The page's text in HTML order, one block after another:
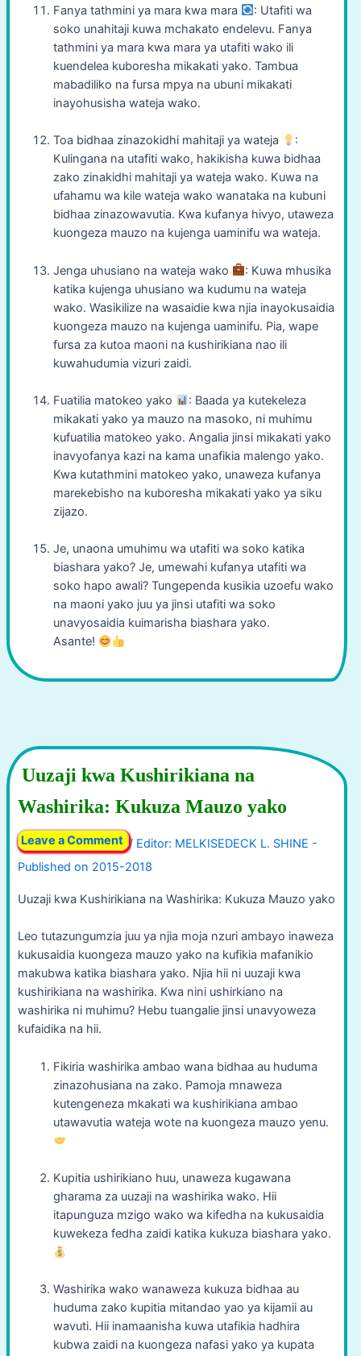
Fanya tathmini ya mara kwa mara
: Utafiti wa
soko unahitaji kuwa mchakato endelevu. Fanya
tathmini ya mara kwa mara ya utafiti wako ili
kuendelea kuboresha mikakati yako. Tambua
mabadiliko na fursa mpya na ubuni mikakati
inayohusisha wateja wako.
Toa bidhaa zinazokidhi mahitaji ya wateja
:
Kulingana na utafiti wako, hakikisha kuwa bidhaa
zako zinakidhi mahitaji ya wateja wako. Kuwa na
ufahamu wa kile wateja wako wanataka na kubuni
bidhaa zinazowavutia. Kwa kufanya hivyo, utaweza
kuongeza mauzo na kujenga uaminifu wa wateja.
Jenga uhusiano na wateja wako
: Kuwa mhusika
katika kujenga uhusiano wa kudumu na wateja
wako. Wasikilize na wasaidie kwa njia inayokusaidia
kuongeza mauzo na kujenga uaminifu. Pia, wape
fursa za kutoa maoni na kushirikiana nao ili
kuwahudumia vizuri zaidi.
Fuatilia matokeo yako
: Baada ya kutekeleza
mikakati yako ya mauzo na masoko, ni muhimu
kufuatilia matokeo yako. Angalia jinsi mikakati yako
inavyofanya kazi na kama unafikia malengo yako.
Kwa kutathmini matokeo yako, unaweza kufanya
marekebisho na kuboresha mikakati yako ya siku
zijazo.
Je, unaona umuhimu wa utafiti wa soko katika
biashara yako? Je, umewahi kufanya utafiti wa
soko hapo awali? Tungependa kusikia uzoefu wako
na maoni yako juu ya jinsi utafiti wa soko
unavyosaidia kuimarisha biashara yako.
Asante!
Uuzaji kwa Kushirikiana na
Washirika: Kukuza Mauzo yako
Leave a Comment /
Uuzaji kwa Kushirikiana na Washirika: Kukuza Mauzo yako
Leo tutazungumzia juu ya njia moja nzuri ambayo inaweza
kukusaidia kuongeza mauzo yako na kufikia mafanikio
makubwa katika biashara yako. Njia hii ni uuzaji kwa
kushirikiana na washirika. Kwa nini ushirkiano na
washirika ni muhimu? Hebu tuangalie jinsi unavyoweza
kufaidika na hii.
Fikiria washirika ambao wana bidhaa au huduma
zinazohusiana na zako. Pamoja mnaweza
kutengeneza mkakati wa kushirikiana ambao
utawavutia wateja wote na kuongeza mauzo yenu.
Kupitia ushirikiano huu, unaweza kugawana
gharama za uuzaji na washirika wako. Hii
itapunguza mzigo wako wa kifedha na kukusaidia
kuwekeza fedha zaidi katika kukuza biashara yako.
Washirika wako wanaweza kukuza bidhaa au
huduma zako kupitia mitandao yao ya kijamii au
wavuti. Hii inamaanisha kuwa utafikia hadhira
kubwa zaidi na kuongeza nafasi yako ya kupata